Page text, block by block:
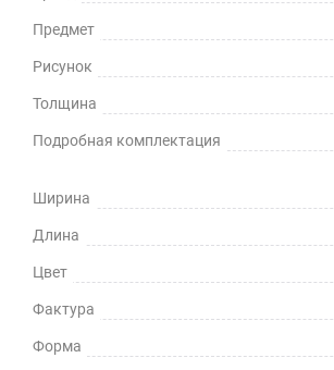
Для людей и животных
Гипоаллергенно
Не желтеет со временем
При использовании в помещении
Прочность и износостойкость
Предмет
Рисунок
Толщина
Подробная комплектация
Ширина
Длина
Цвет
Фактура
Форма